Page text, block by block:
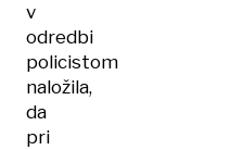
v
odredbi
policistom
naložila,
da
pri